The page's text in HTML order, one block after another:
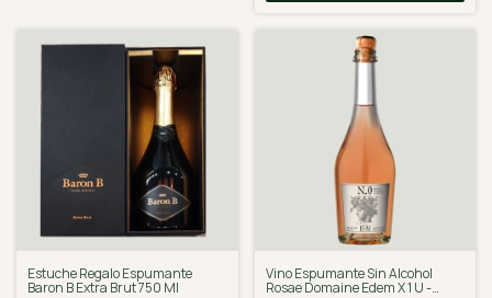
Estuche Regalo Espumante
Baron B Extra Brut 750 Ml
Vino Espumante Sin Alcohol
Rosae Domaine Edem X 1 U -